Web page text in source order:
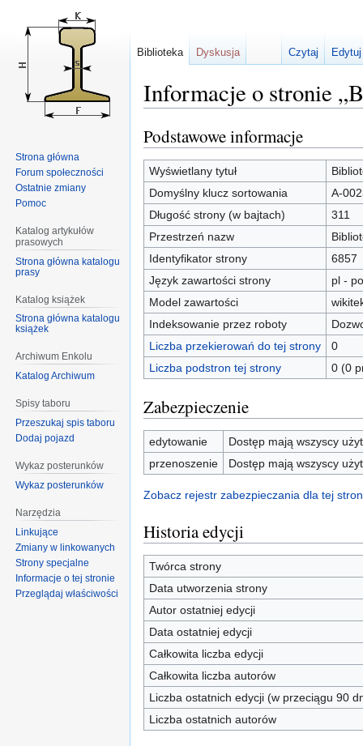
Informacje o stronie
Przejdź
do
nawigacji
Przejdź
do
wyszukiwania
Podstawowe informacje
Wyświetlany tytuł
Domyślny klucz sortowania
A-
Długość strony (w bajtach)
311
Przestrzeń nazw
Identyfikator strony
6857
Język zawartości strony
pl -
Model zawartości
Indeksowanie przez roboty
Liczba przekierowań do tej strony
0
Liczba podstron tej strony
0 (0
Zabezpieczenie
edytowanie
Dostęp mają wszyscy
przenoszenie
Dostęp mają wszyscy
Zobacz rejestr zabezpieczania dla tej
Historia edycji
Twórca strony
Data utworzenia strony
Autor ostatniej edycji
Data ostatniej edycji
Całkowita liczba edycji
Całkowita liczba autorów
Liczba ostatnich edycji (w przeciągu 90
Liczba ostatnich autorów
Biblioteka Dyskusja Czytaj
Strona główna
Forum społeczności
Ostatnie zmiany
Pomoc
Katalog artykułów
prasowych
Strona główna katalogu
prasy
Katalog książek
Strona główna katalogu
książek
Archiwum Enkolu
Katalog Archiwum
Spisy taboru
Przeszukaj spis taboru
Dodaj pojazd
Wykaz posterunków
Wykaz posterunków
Narzędzia
Linkujące
Zmiany w linkowanych
Strony specjalne
Informacje o tej stronie
Przeglądaj właściwości